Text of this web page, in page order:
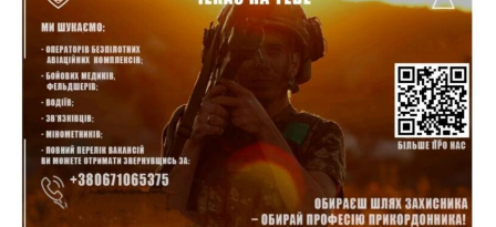
13:52
15 лип
І волейбол, і хімія на “відмінно”: неймовірна
історія успіху випускниці з Краснопілля
Анастасії Гонтар
13:27
15 лип
НБУ вводить нову банкноту 2 000 грн із
портретом легендарного українця: що
зміниться для наших гаманців
13:22
Гаманець у шоці: які продукти в Україні різко
подешевшали, а за що доведеться платити